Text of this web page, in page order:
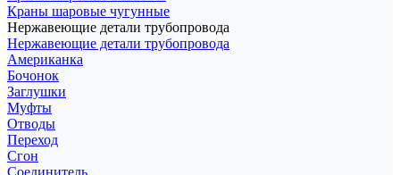
Краны шаровые чугунные
Нержавеющие детали трубопровода
Нержавеющие детали трубопровода
Американка
Бочонок
Заглушки
Муфты
Отводы
Переход
Сгон
Соединитель